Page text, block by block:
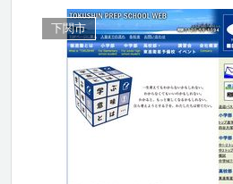
下関市